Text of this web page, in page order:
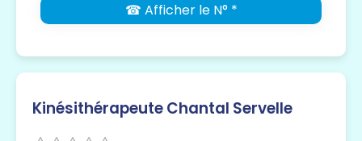
☎ Afficher le N° *
Kinésithérapeute Chantal Servelle